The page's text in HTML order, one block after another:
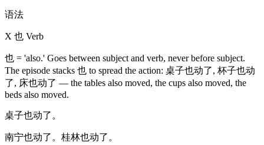
语法
X 也 Verb
也 = 'also.' Goes between subject and verb, never before subject.
The episode stacks 也 to spread the action: 桌子也动了, 杯子也动
了, 床也动了 — the tables also moved, the cups also moved, the
beds also moved.
桌子也动了。
南宁也动了。桂林也动了。